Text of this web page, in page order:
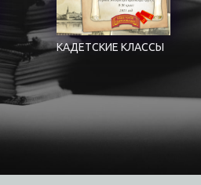
КАДЕТСКИЕ КЛАССЫ